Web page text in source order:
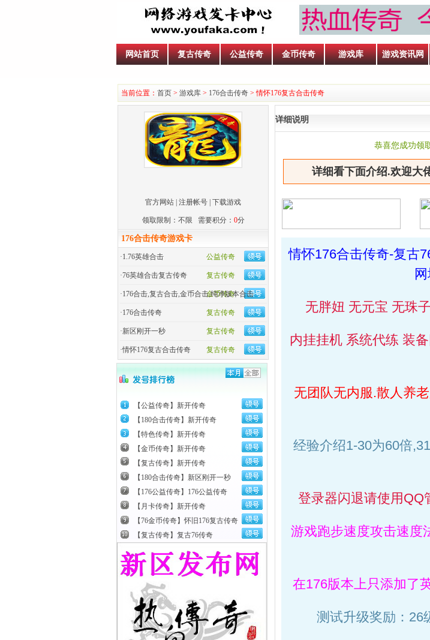
网站首页 复古传奇 公益传奇 金币传奇 游戏库 游戏资讯网
当前位置： 首页 > 游戏库 > 176合击传奇 > 情怀176复古合击传奇
官方网站 注册帐号 下载游戏
领取限制：不限 需要积分： 0分
176合击传奇游戏卡
公益传奇
·1.76英雄合击
复古传奇
·76英雄合击复古传奇
金币传奇
·176合击,复古合击,金币合击,纯净版本合击
复古传奇
·176合击传奇
复古传奇
·新区刚开一秒
复古传奇
·情怀176复古合击传奇
【公益传奇】新开传奇
【180合击传奇】新开传奇
【特色传奇】新开传奇
【金币传奇】新开传奇
【复古传奇】新开传奇
【180合击传奇】新区刚开一秒
【176公益传奇】176公益传奇
【月卡传奇】新开传奇
【76金币传奇】怀旧176复古传奇
【复古传奇】复古76传奇
详细说明
恭喜您成功领
详细看下面介绍.欢迎大
情怀176合击传奇-复古
无胖妞 无元宝 无珠
内挂挂机 系统代练 装
无团队无内服.散人养
经验介绍1-30为60倍
登录器闪退请使用QQ
游戏跑步速度攻击速度
在176版本上只添加了
测试升级奖励：26